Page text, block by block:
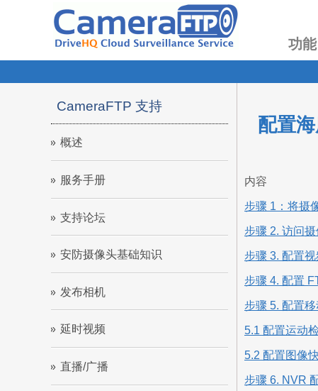
功能
CameraFTP 支持
概述
服务手册
支持论坛
安防摄像头基础知识
发布相机
延时视频
直播/广播
配置
内容
步骤 1：将摄
步骤 2. 访问
步骤 3. 配置
步骤 4. 配置
步骤 5. 配置
5.1 配置运动
5.2 配置图像
步骤 6. NVR